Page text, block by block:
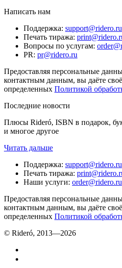
Написать нам
Поддержка: support@ridero.ru
Печать тиража:
Вопросы по услугам:
PR: pr@ridero.ru
Предоставляя персональные
контактным данным, вы даёте
определенных Политикой
Последние новости
Плюсы Rideró, ISBN в подарок,
и многое другое
Читать дальше
Поддержка: support@ridero.ru
Печать тиража:
Наши услуги: order@ridero.ru
Предоставляя персональные
контактным данным, вы даёте
определенных Политикой
© Rideró, 2013—2026